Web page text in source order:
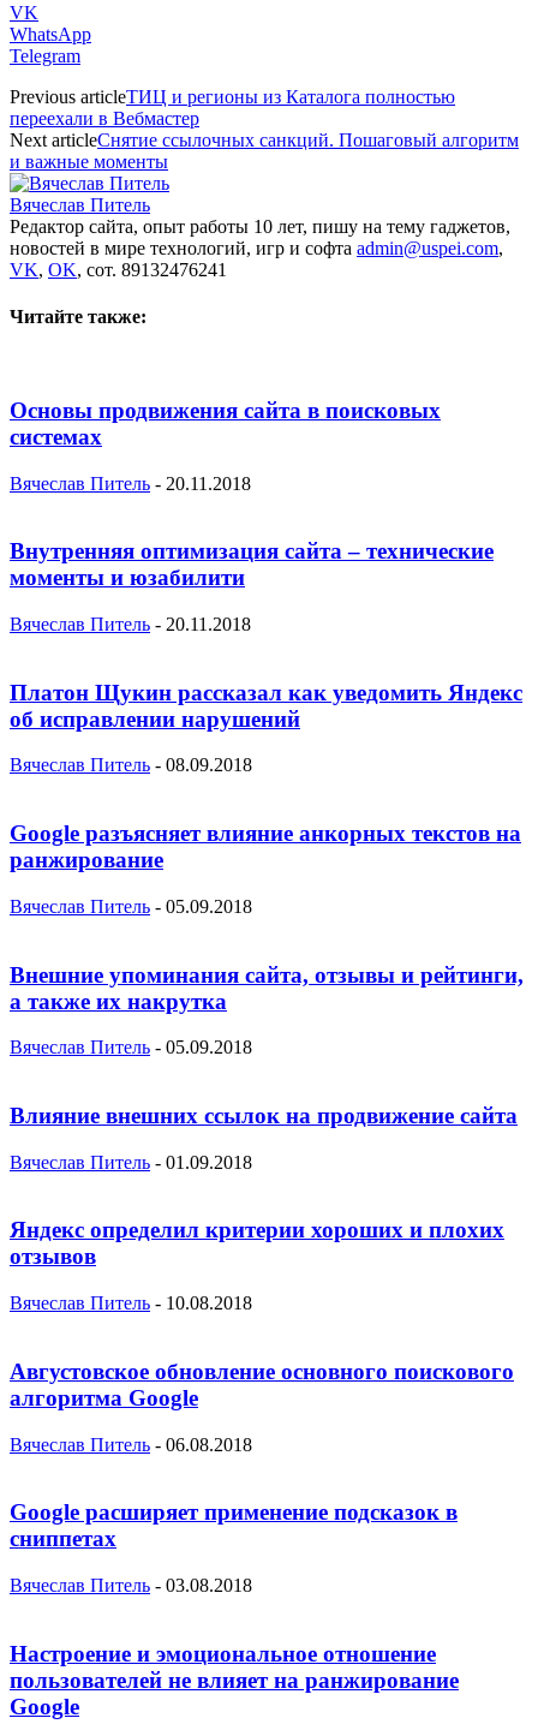
VK
WhatsApp
Telegram
Previous articleТИЦ и регионы из Каталога полностью
переехали в Вебмастер
Next articleСнятие ссылочных санкций. Пошаговый алгоритм
и важные моменты
Вячеслав Питель
Редактор сайта, опыт работы 10 лет, пишу на тему гаджетов,
новостей в мире технологий, игр и софта admin@uspei.com,
VK, OK, сот. 89132476241
Читайте также:
Основы продвижения сайта в поисковых
системах
Вячеслав Питель - 20.11.2018
Внутренняя оптимизация сайта – технические
моменты и юзабилити
Вячеслав Питель - 20.11.2018
Платон Щукин рассказал как уведомить Яндекс
об исправлении нарушений
Вячеслав Питель - 08.09.2018
Google разъясняет влияние анкорных текстов на
ранжирование
Вячеслав Питель - 05.09.2018
Внешние упоминания сайта, отзывы и рейтинги,
а также их накрутка
Вячеслав Питель - 05.09.2018
Влияние внешних ссылок на продвижение сайта
Вячеслав Питель - 01.09.2018
Яндекс определил критерии хороших и плохих
отзывов
Вячеслав Питель - 10.08.2018
Августовское обновление основного поискового
алгоритма Google
Вячеслав Питель - 06.08.2018
Google расширяет применение подсказок в
сниппетах
Вячеслав Питель - 03.08.2018
Настроение и эмоциональное отношение
пользователей не влияет на ранжирование
Google